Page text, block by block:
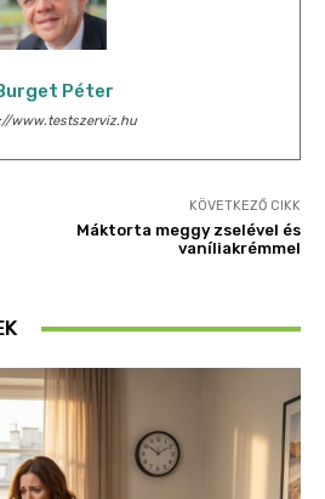
Péter
www.testszerviz.hu
KÖVETKEZŐ CIKK
Máktorta meggy zselével és
vaníliakrémmel